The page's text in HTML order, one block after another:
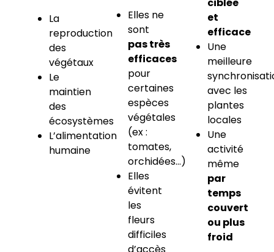
La
reproduction
des
végétaux
Le
maintien
des
écosystèmes
L’alimentation
humaine
Elles ne
sont
pas très
efficaces
pour
certaines
espèces
végétales
(ex :
tomates,
orchidées…)
Elles
évitent
les
fleurs
difficiles
d’accès
et
efficace
Une
meilleure
avec les
plantes
locales
Une
activité
même
par
temps
couvert
ou plus
froid